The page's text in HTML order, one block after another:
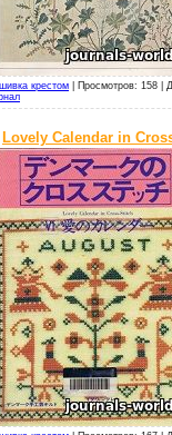
крестом Просмотров: 158 |
Lovely Calendar in